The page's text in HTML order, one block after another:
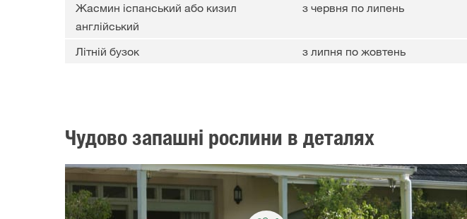
Жасмин іспанський або кизил
англійський
з червня по липень
Літній бузок з липня по жовтень
Чудово запашні рослини в деталях